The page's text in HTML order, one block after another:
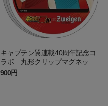
キャプテン翼連載40周年記念コ
ラボ 丸形クリップマグネット
（ツエーゲン金沢）
900円